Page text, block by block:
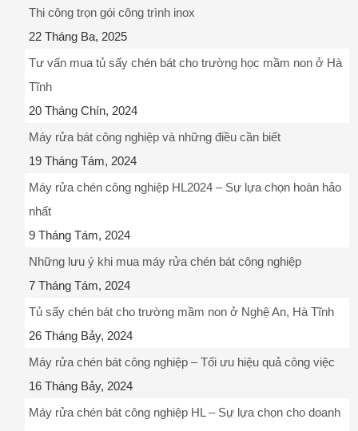
Thi công trọn gói công trình inox
22 Tháng Ba, 2025
Tư vấn mua tủ sấy chén bát cho trường học mầm non ở Hà
Tĩnh
20 Tháng Chín, 2024
Máy rửa bát công nghiệp và những điều cần biết
19 Tháng Tám, 2024
Máy rửa chén công nghiệp HL2024 – Sự lựa chọn hoàn hảo
nhất
9 Tháng Tám, 2024
Những lưu ý khi mua máy rửa chén bát công nghiệp
7 Tháng Tám, 2024
Tủ sấy chén bát cho trường mầm non ở Nghệ An, Hà Tĩnh
26 Tháng Bảy, 2024
Máy rửa chén bát công nghiệp – Tối ưu hiệu quả công việc
16 Tháng Bảy, 2024
Máy rửa chén bát công nghiệp HL – Sự lựa chọn cho doanh